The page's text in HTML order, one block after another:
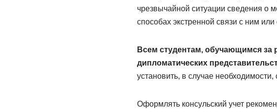
чрезвычайной ситуации сведения о
способах экстренной связи с ним
Всем студентам, обучающимся за
дипломатических
установить, в случае
Оформлять консульский учет